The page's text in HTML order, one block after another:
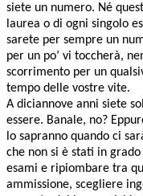
siete un numero. Né
laurea o di ogni singolo
sarete per sempre un
per un po’ vi toccherà,
scorrimento per un
tempo delle vostre vite.
A diciannove anni siete
essere. Banale, no?
lo sapranno quando ci
che non si è stati in
esami e ripiombare tra
ammissione, scegliere